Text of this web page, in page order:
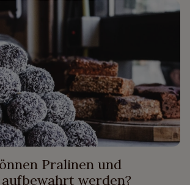
Pralinen und
werden?